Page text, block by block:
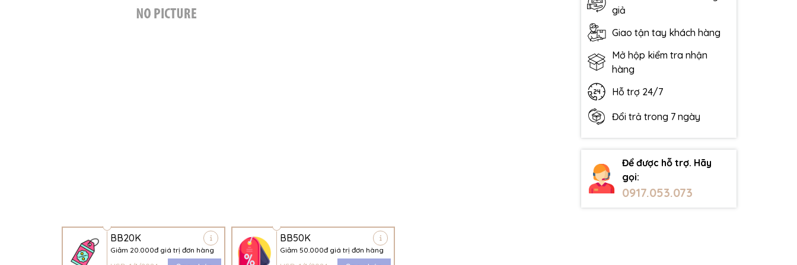
giả
Giao tận tay khách hàng
Mở hộp kiểm tra nhận
hàng
Hỗ trợ 24/7
Đổi trả trong 7 ngày
Để được hỗ trợ. Hãy
gọi:
0917.053.073
BB20K
Giảm 20.000đ giá trị đơn hàng
BB50K
Giảm 50.000đ giá trị đơn hàng